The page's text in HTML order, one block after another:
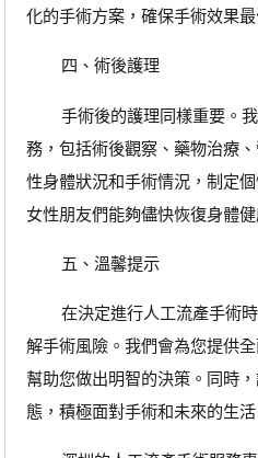
化的手術方案，確保手術效果最
四、術後護理
手術後的護理同樣重要。我
務，包括術後觀察、藥物治療
性身體狀況和手術情況，制定
女性朋友們能夠儘快恢復身體健
五、溫馨提示
在決定進行人工流產手術時
解手術風險。我們會為您提供
幫助您做出明智的決策。同時
態，積極面對手術和未來的生活